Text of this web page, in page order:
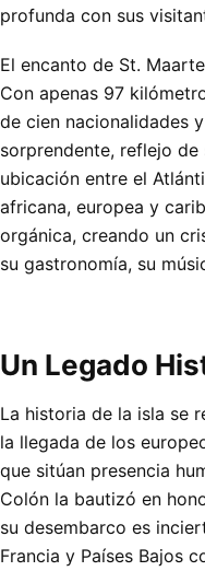
profunda con sus
El encanto de St.
Con apenas 97
de cien nacionalidades
sorprendente, reflejo
ubicación entre el
africana, europea y
orgánica, creando un
su gastronomía, su
Un Legado
La historia de la isla se
la llegada de los
que sitúan presencia
Colón la bautizó en
su desembarco es
Francia y Países Bajos